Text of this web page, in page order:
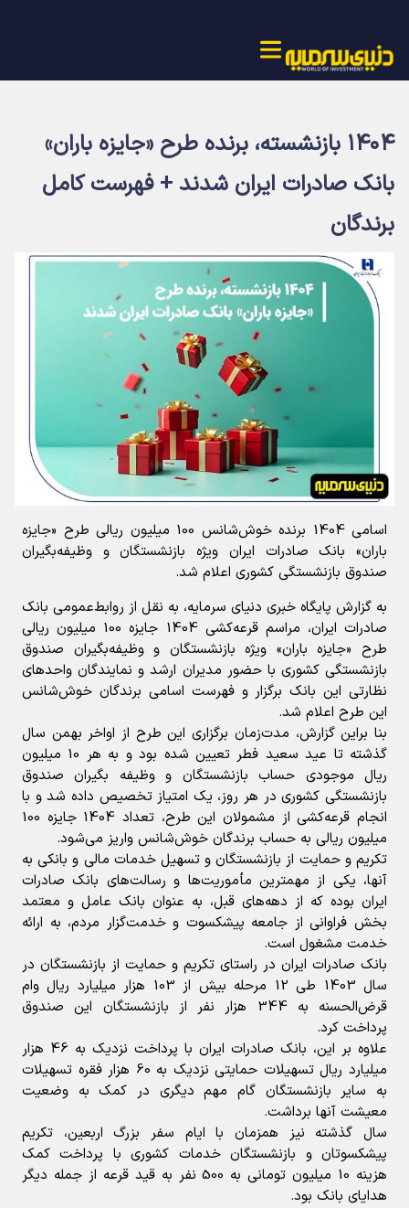
​۱۴۰۴ بازنشسته، برنده طرح «جایزه باران»
بانک صادرات ایران شدند + فهرست کامل
برندگان
اسامی 1404 برنده خوش‌شانس 100 میلیون ریالی طرح «جایزه
باران» بانک صادرات ایران ویژه بازنشستگان و وظیفه‌بگیران
صندوق بازنشستگی کشوری اعلام شد.
به گزارش پایگاه خبری دنیای سرمایه، به نقل از روابط‌عمومی بانک
صادرات ایران، مراسم قرعه‌کشی 1404 جایزه 100 میلیون ریالی
طرح «جایزه باران» ویژه بازنشستگان و وظیفه‌بگیران صندوق
بازنشستگی کشوری با حضور مدیران ارشد و نمایندگان واحدهای
نظارتی این بانک برگزار و فهرست اسامی برندگان خوش‌شانس
این طرح اعلام شد.
بنا براین گزارش، مدت‌زمان برگزاری این طرح از اواخر بهمن‌ سال
گذشته تا عید سعید فطر تعیین شده بود و به هر 10 میلیون
ریال موجودی حساب بازنشستگان و وظیفه بگیران صندوق
بازنشستگی کشوری در هر روز، یک امتیاز تخصیص داده شد و با
انجام قرعه‌کشی از مشمولان این طرح، تعداد 1404 جایزه 100
میلیون ریالی به حساب برندگان خوش‌شانس واریز می‌شود.
تکریم و حمایت از بازنشستگان و تسهیل خدمات مالی و بانکی به
آنها، یکی از مهمترین مأموریت‌ها و رسالت‌های بانک صادرات
ایران بوده که از دهه‌های قبل، به عنوان بانک عامل و معتمد
بخش فراوانی از جامعه پیشکسوت و خدمت‌گزار مردم، به ارائه
خدمت مشغول است.
بانک صادرات ایران در راستای تکریم و حمایت از بازنشستگان در
سال 1403 طی 12 مرحله بیش از 103 هزار میلیارد ریال وام
قرض‌الحسنه به 344 هزار نفر از بازنشستگان این صندوق
پرداخت کرد.
علاوه بر این، بانک صادرات ایران با پرداخت نزدیک به 46 هزار
میلیارد ریال تسهیلات حمایتی نزدیک به 60 هزار فقره تسهیلات
به سایر بازنشستگان گام مهم دیگری در کمک به وضعیت
معیشت آنها برداشت.
سال گذشته نیز همزمان با ایام سفر بزرگ اربعین، تکریم
پیشکسوتان و بازنشستگان خدمات کشوری با پرداخت کمک
هزینه 10 میلیون تومانی به 500 نفر به قید قرعه از جمله دیگر
هدایای بانک بود.